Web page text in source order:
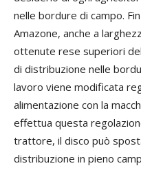
nelle bordure di campo.
Amazone, anche a
ottenute rese superiori
di distribuzione nelle
lavoro viene modificata
alimentazione con la
effettua questa
trattore, il disco può
distribuzione in pieno